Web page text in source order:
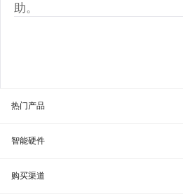
助。
热门产品
贝锐向日葵 · 远程控制
贝锐蒲公英 · 异地组网
智能硬件
贝锐向日葵硬件
购买渠道